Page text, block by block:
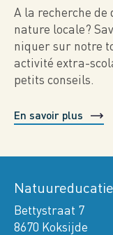
A la recherche de
nature locale?
niquer sur notre
activité extra-
petits conseils.
En savoir plus
Bettystraat 7
8670 Koksijde